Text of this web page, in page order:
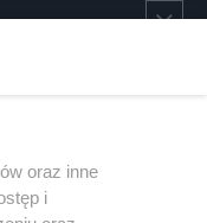
oraz inne
i